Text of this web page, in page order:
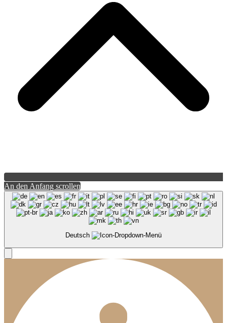
An den Anfang scrollen
Deutsch